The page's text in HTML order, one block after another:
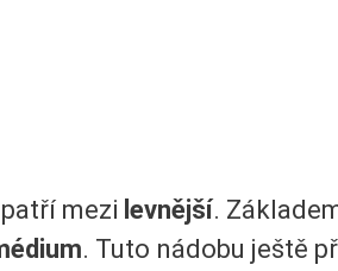
patří mezi levnější.
. Tuto nádobu ještě